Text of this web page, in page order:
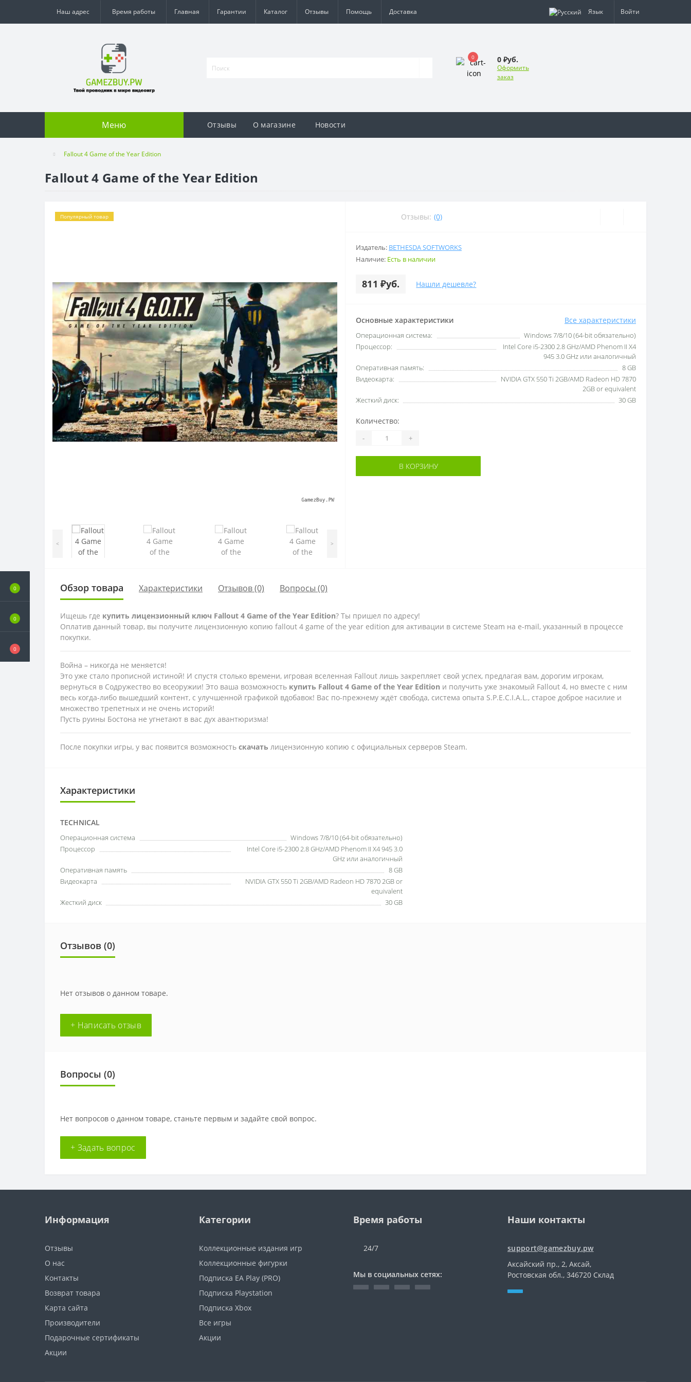
0
0
0
Наш адрес Время работы Главная Гарантии Каталог Отзывы Помощь Доставка Язык Войти
0 0 ₽уб.
Оформить
заказ
Меню Отзывы О магазине Новости
Fallout 4 Game of the Year Edition
Fallout 4 Game of the Year Edition
Популярный товар
< >
Отзывы: (0)
Издатель: BETHESDA SOFTWORKS
Наличие: Есть в наличии
811 ₽уб. Нашли дешевле?
Основные характеристики Все характеристики
Операционная система:
Windows 7/8/10 (64-bit обязательно)
Процессор:
Intel Core i5-2300 2.8 GHz/AMD Phenom II X4
945 3.0 GHz или аналогичный
Оперативная память:
8 GB
Видеокарта:
NVIDIA GTX 550 Ti 2GB/AMD Radeon HD 7870
2GB or equivalent
Жесткий диск:
30 GB
Количество:
- +
В КОРЗИНУ
Обзор товара Характеристики Отзывов (0) Вопросы (0)
Ищешь где купить лицензионный ключ Fallout 4 Game of the Year Edition? Ты пришел по адресу!
Оплатив данный товар, вы получите лицензионную копию fallout 4 game of the year edition для активации в системе Steam на e-mail, указанный в процессе
покупки.
Война – никогда не меняется!
Это уже стало прописной истиной! И спустя столько времени, игровая вселенная Fallout лишь закрепляет свой успех, предлагая вам, дорогим игрокам,
вернуться в Содружество во всеоружии! Это ваша возможность купить Fallout 4 Game of the Year Edition и получить уже знакомый Fallout 4, но вместе с ним
весь когда-либо вышедший контент, с улучшенной графикой вдобавок! Вас по-прежнему ждёт свобода, система опыта S.P.E.C.I.A.L., старое доброе насилие и
множество трепетных и не очень историй!
Пусть руины Бостона не угнетают в вас дух авантюризма!
После покупки игры, у вас появится возможность скачать лицензионную копию с официальных серверов Steam.
Характеристики
TECHNICAL
Операционная система
Windows 7/8/10 (64-bit обязательно)
Процессор
Intel Core i5-2300 2.8 GHz/AMD Phenom II X4 945 3.0
GHz или аналогичный
Оперативная память
8 GB
Видеокарта
NVIDIA GTX 550 Ti 2GB/AMD Radeon HD 7870 2GB or
equivalent
Жесткий диск
30 GB
Отзывов (0)
Нет отзывов о данном товаре.
+ Написать отзыв
Вопросы (0)
Нет вопросов о данном товаре, станьте первым и задайте свой вопрос.
+ Задать вопрос
Информация
Отзывы
О нас
Контакты
Возврат товара
Карта сайта
Производители
Подарочные сертификаты
Акции
Категории
Коллекционные издания игр
Коллекционные фигурки
Подписка EA Play (PRO)
Подписка Playstation
Подписка Xbox
Все игры
Акции
Время работы
24/7
Мы в социальных сетях:
Наши контакты
support@gamezbuy.pw
Аксайский пр., 2, Аксай,
Ростовская обл., 346720 Склад